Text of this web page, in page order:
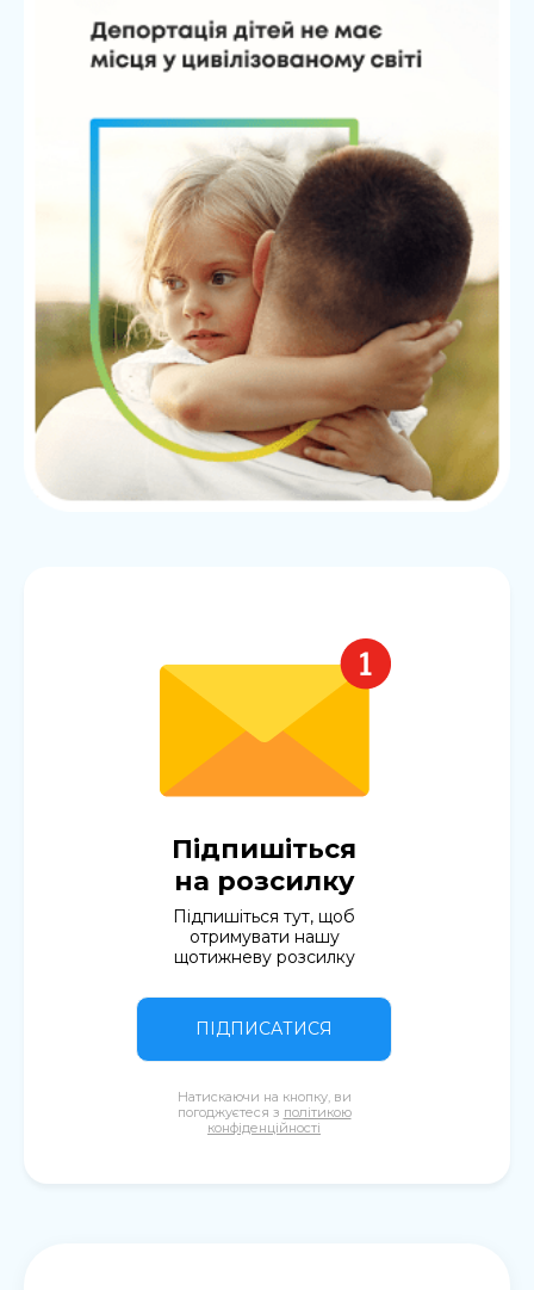
Підпишіться
на розсилку
Підпишіться тут, щоб
отримувати нашу
щотижневу розсилку
ПІДПИСАТИСЯ
Натискаючи на кнопку, ви
погоджуєтеся з політикою
конфіденційності